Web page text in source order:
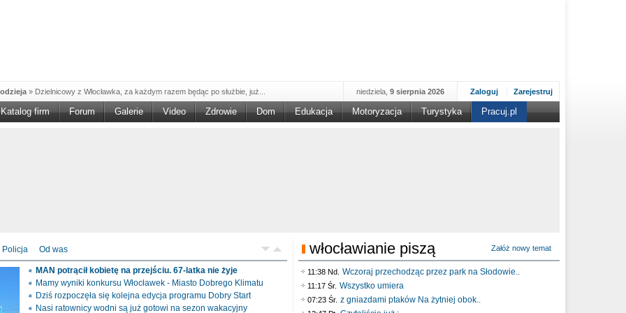
» Dzielnicowy z Włocławka, za każdym razem będąc po służbie, już...
w NGO'»Ruszył nabór w konkursie „Wsparcie Organizacji Wolontariatu w NGO –
» Od czerwca rozpoczął się nowy okres świadczeniowy 800 plus, który
» Policjanci ruchu drogowego przeprowadzili na drogach Włocławka i
Zaloguj Zarejestruj
niedziela, 9 sierpnia 2026
Katalog firm Forum Galerie Video Zdrowie Dom Edukacja Motoryzacja Turystyka Pracuj.pl
Policja Od was
MAN potrącił kobietę na przejściu. 67-latka nie żyje
Mamy wyniki konkursu Włocławek - Miasto Dobrego Klimatu
Dziś rozpoczęła się kolejna edycja programu Dobry Start
Nasi ratownicy wodni są już gotowi na sezon wakacyjny
włocławianie piszą Załóż nowy temat
11:38 Nd. Wczoraj przechodząc przez park na Słodowie..
11:17 Śr. Wszystko umiera
07:23 Śr. z gniazdami ptaków Na żytniej obok..